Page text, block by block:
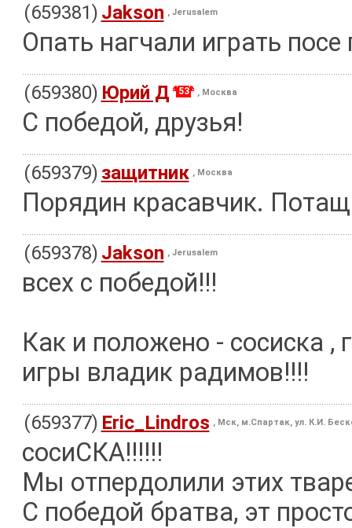
(659381) Jakson , Jerusalem
Опать нагчали играть
(659380) Юрий Д 53 , Москва
С победой, друзья!
(659379) защитник , Москва
Порядин красавчик.
(659378) Jakson , Jerusalem
всех с победой!!!
Как и положено - сосиска ,
игры владик радимов!!!!
(659377) Eric_Lindros , Мск, м.Спартак, ул. К.И.
сосиСКА!!!!!!
Мы отпердолили этих
С победой братва, эт